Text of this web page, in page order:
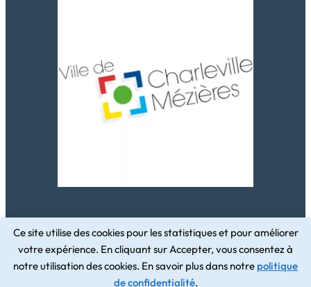
Ce site utilise des cookies pour les statistiques et pour améliorer
votre expérience. En cliquant sur Accepter, vous consentez à
notre utilisation des cookies. En savoir plus dans notre politique
de confidentialité.
Conception du site par
W3design